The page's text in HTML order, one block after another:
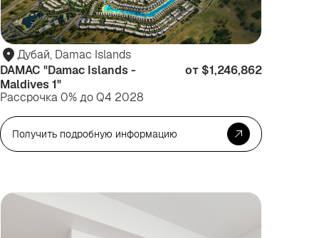
Дубай, Damac Islands
DAMAC "Damac Islands -
Maldives 1"
от $1,246,862
Рассрочка 0% до Q4 2028
Получить подробную информацию